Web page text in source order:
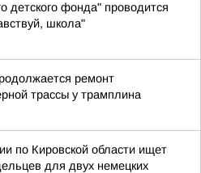
детского фонда" проводится
школа"
ремонт
трассы у трамплина
по Кировской области ищет
для двух немецких